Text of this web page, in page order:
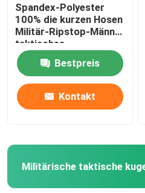
Spandex-Polyester
100% die kurzen Hosen
Militär-Ripstop-Männer
taktisches
Bestpreis
Kontakt